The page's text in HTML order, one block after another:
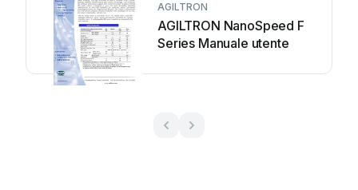
AGILTRON
AGILTRON NanoSpeed F
Series Manuale utente